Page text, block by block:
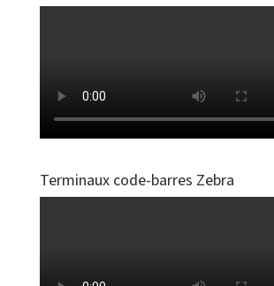
Terminaux code-barres Zebra